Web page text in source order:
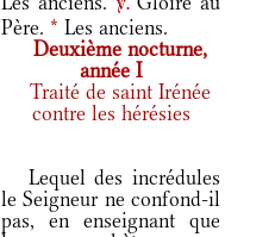
v.
Père. * Les anciens.
Deuxième nocturne,
année I
Traité de saint Irénée
contre les hérésies
Lequel des incrédules
le Seigneur ne confond-il
pas, en enseignant que